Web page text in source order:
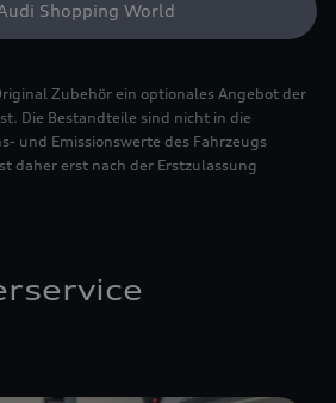
Shopping World
Zubehör ein optionales Angebot der
Die Bestandteile sind nicht in die
und Emissionswerte des Fahrzeugs
daher erst nach der Erstzulassung